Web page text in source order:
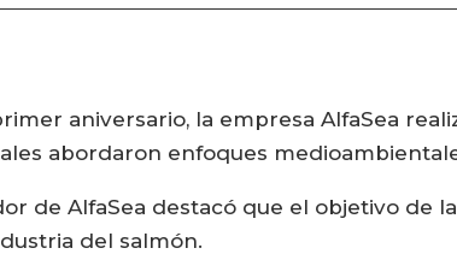
aniversario, la empresa AlfaSea
abordaron enfoques
de AlfaSea destacó que el objetivo de
del salmón.